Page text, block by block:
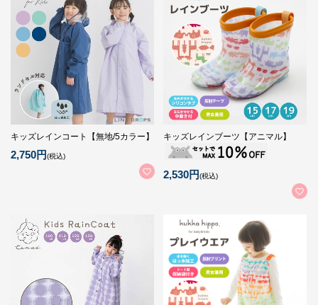
キッズレインコート【無地/5カラー】
2,750円(税込)
キッズレインブーツ【アニマル】
2,530円(税込)